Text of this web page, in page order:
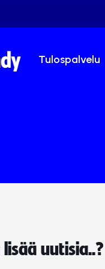
Tulospalvelu
uutisia..?